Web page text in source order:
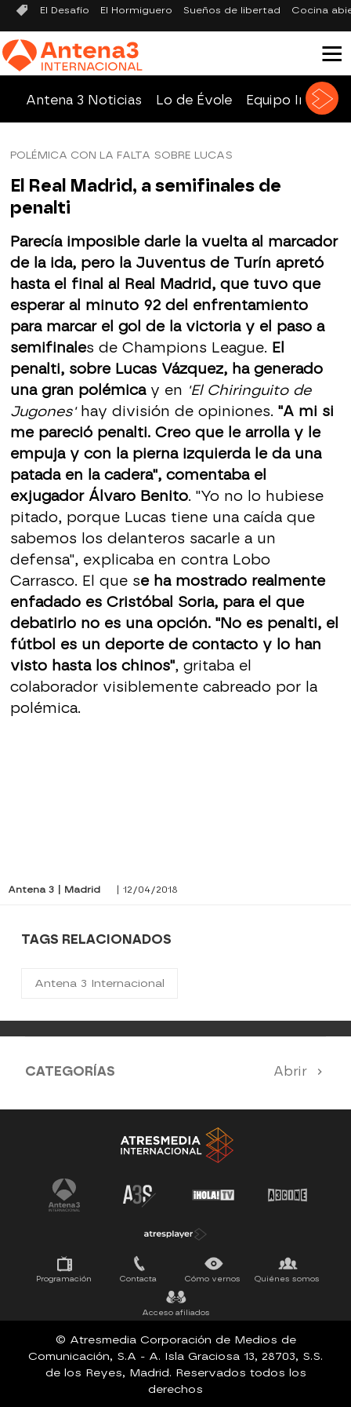
El Desafío El Hormiguero Sueños de libertad Cocina
Antena 3 Noticias Lo de Évole Equipo
POLÉMICA CON LA FALTA SOBRE LUCAS
El Real Madrid, a semifinales de
penalti
Parecía imposible darle la vuelta al marcador
de la ida, pero la Juventus de Turín apretó
hasta el final al Real Madrid, que tuvo que
esperar al minuto 92 del enfrentamiento
para marcar el gol de la victoria y el paso a
semifinales de Champions League. El
penalti, sobre Lucas Vázquez, ha generado
una gran polémica y en 'El Chiringuito de
Jugones'hay división de opiniones. "A mi si
me pareció penalti. Creo que le arrolla y le
empuja y con la pierna izquierda le da una
patada en la cadera", comentaba el
exjugador Álvaro Benito. "Yo no lo hubiese
pitado, porque Lucas tiene una caída que
sabemos los delanteros sacarle a un
defensa", explicaba en contra Lobo
Carrasco. El que se ha mostrado realmente
enfadado es Cristóbal Soria, para el que
debatirlo no es una opción. "No es penalti, el
fútbol es un deporte de contacto y lo han
visto hasta los chinos", gritaba el
colaborador visiblemente cabreado por la
polémica.
Antena 3 | Madrid | 12/04/2018
TAGS RELACIONADOS
Antena 3 Internacional
CATEGORÍAS Abrir
Antena 3 Noticias El Hormiguero
La Ruleta de la Suerte Tu cara me suena
Pasapalabra
Programación Contacta Cómo vernos Quiénes somos
Acceso afiliados
© Atresmedia Corporación de Medios de
Comunicación, S.A - A. Isla Graciosa 13, 28703, S.S.
de los Reyes, Madrid. Reservados todos los
derechos